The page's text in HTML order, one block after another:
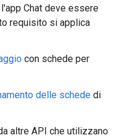
Chat deve essere
requisito si applica
con schede per
delle schede di
altre API che utilizzano